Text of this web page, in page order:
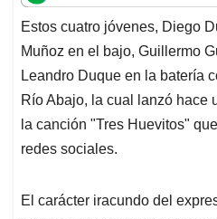
t
s
A
p
p
e
b
o
o
k
k
e
d
I
n
i
l
e
a
d
s
Estos cuatro jóvenes, Diego
Muñoz en el bajo, Guillermo
Leandro Duque en la batería
Río Abajo, la cual lanzó hace
la canción "Tres Huevitos"
redes sociales.
El carácter iracundo del